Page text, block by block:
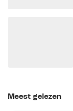
Meest gelezen